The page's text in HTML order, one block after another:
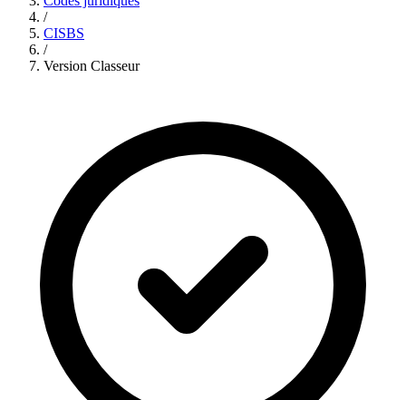
/
CISBS
/
Version Classeur